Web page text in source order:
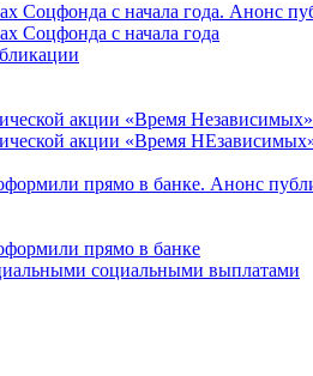
Соцфонда с начала года. Анонс
Соцфонда с начала года
акции «Время
акции «Время
прямо в банке. Анонс
прямо в банке
социальными выплатами